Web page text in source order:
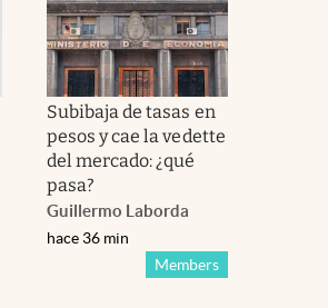
Subibaja de tasas en
pesos y cae la vedette
del mercado: ¿qué
pasa?
Guillermo Laborda
Members
hace 36 min